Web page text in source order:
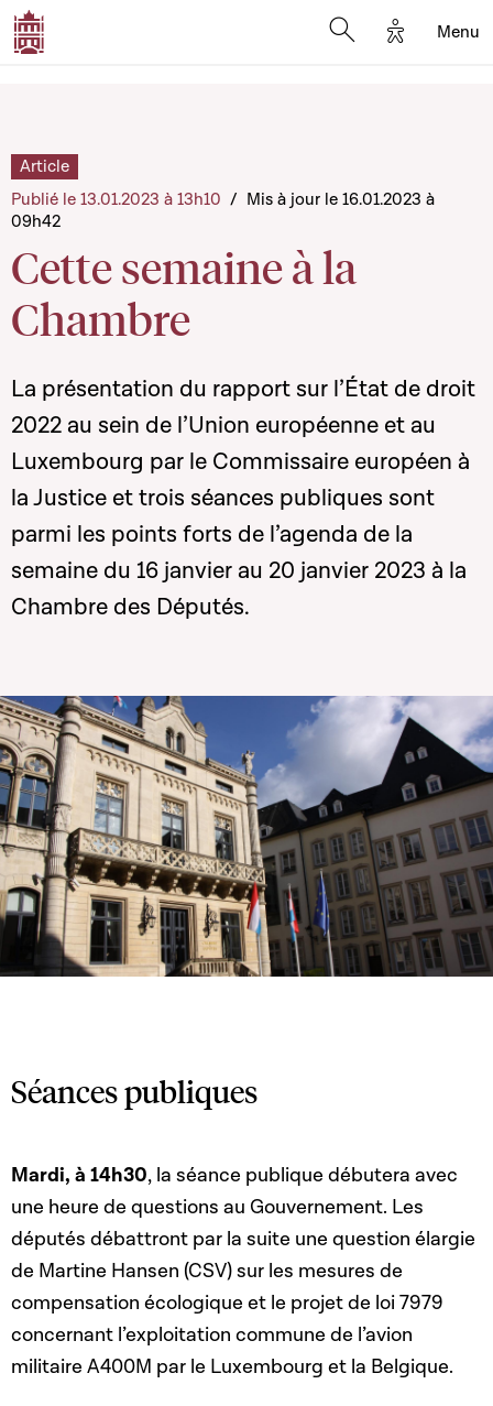
Options
Menu
Cette semaine à la
Chambre
Article
Publié le 13.01.2023 à 13h10 / Mis à jour le 16.01.2023 à
09h42
La présentation du rapport sur l’État de droit
2022 au sein de l’Union européenne et au
Luxembourg par le Commissaire européen à
la Justice et trois séances publiques sont
parmi les points forts de l’agenda de la
semaine du 16 janvier au 20 janvier 2023 à la
Chambre des Députés.
Séances publiques
Mardi, à 14h30, la séance publique débutera avec
une heure de questions au Gouvernement. Les
députés débattront par la suite une question élargie
de Martine Hansen (CSV) sur les mesures de
compensation écologique et le projet de loi 7979
concernant l’exploitation commune de l’avion
militaire A400M par le Luxembourg et la Belgique.